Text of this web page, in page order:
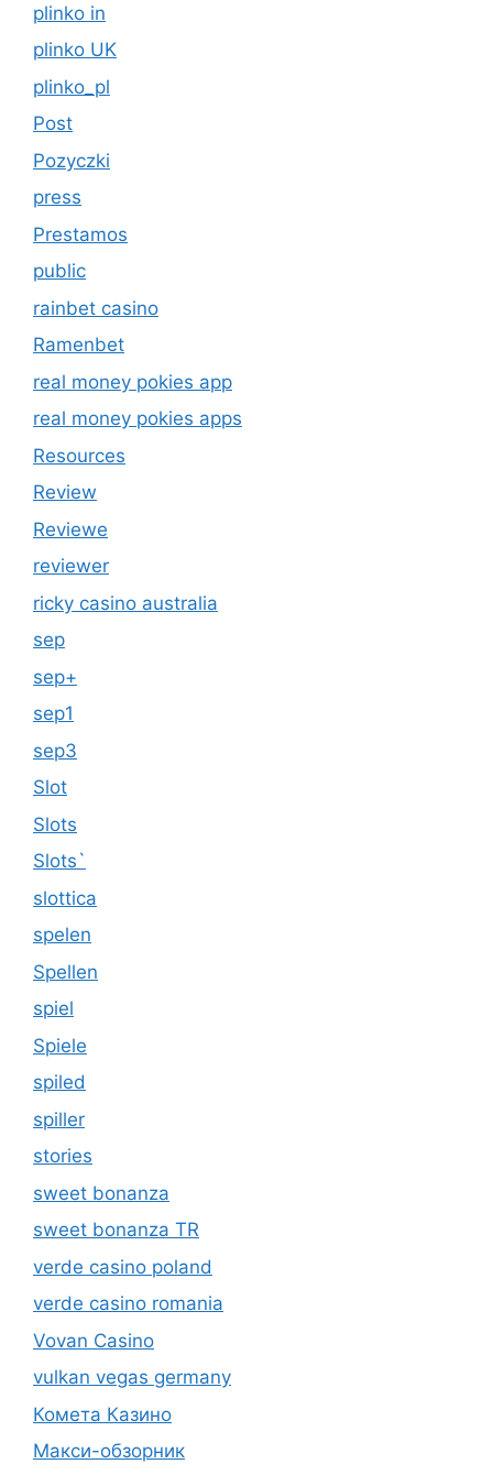
plinko in
plinko UK
plinko_pl
Post
Pozyczki
press
Prestamos
public
rainbet casino
Ramenbet
real money pokies app
real money pokies apps
Resources
Review
Reviewe
reviewer
ricky casino australia
sep
sep+
sep1
sep3
Slot
Slots
Slots`
slottica
spelen
Spellen
spiel
Spiele
spiled
spiller
stories
sweet bonanza
sweet bonanza TR
verde casino poland
verde casino romania
Vovan Casino
vulkan vegas germany
Комета Казино
Макси-обзорник